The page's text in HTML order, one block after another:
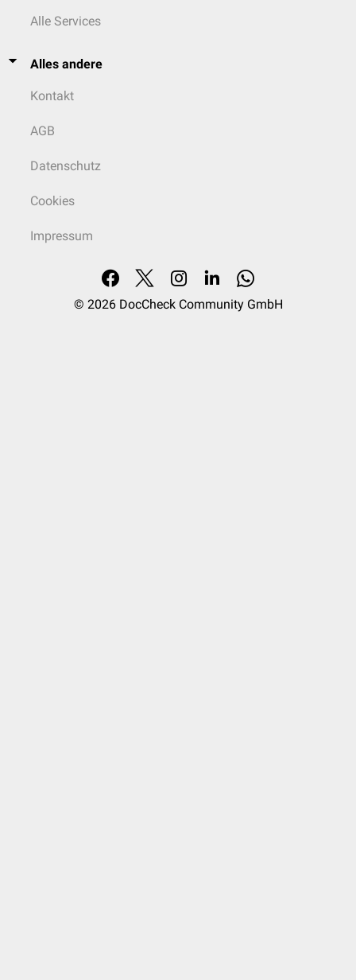
Alle Services
Alles andere
Kontakt
AGB
Datenschutz
Cookies
Impressum
© 2026 DocCheck Community GmbH